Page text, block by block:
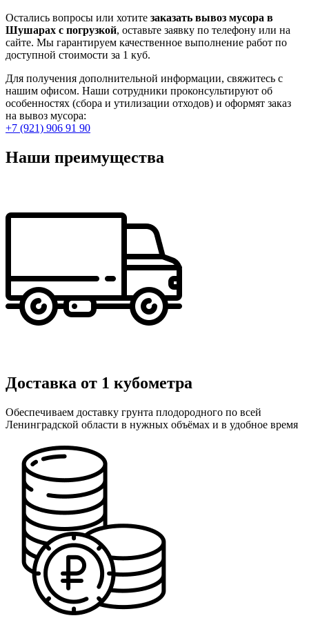
Остались вопросы или хотите заказать вывоз мусора в
Шушарах с погрузкой, оставьте заявку по телефону или на
сайте. Мы гарантируем качественное выполнение работ по
доступной стоимости за 1 куб.
Для получения дополнительной информации, свяжитесь с
нашим офисом. Наши сотрудники проконсультируют об
особенностях (сбора и утилизации отходов) и оформят заказ
на вывоз мусора:
+7 (921) 906 91 90
Наши преимущества
Доставка от 1 кубометра
Обеспечиваем доставку грунта плодородного по всей
Ленинградской области в нужных объёмах и в удобное время